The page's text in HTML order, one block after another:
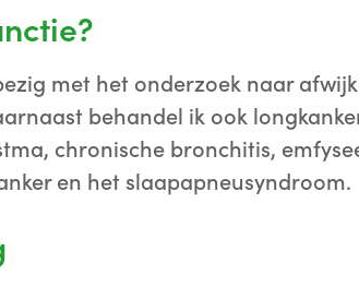
met het onderzoek naar
behandel ik ook
chronische bronchitis,
en het slaapapneusyndroom.